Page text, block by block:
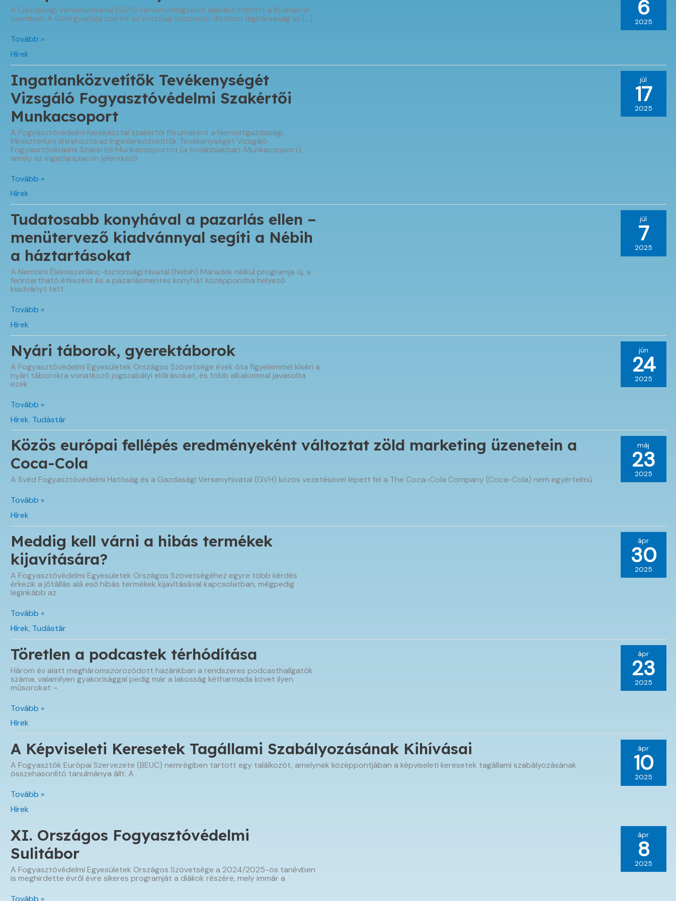
A Gazdasági Versenyhivatal (GVH) versenyfelügyeleti eljárást indított a Ryanairrel
szemben. A GVH gyanúja szerint az írországi központú diszkont légitársaság az […]
Rárepült
GVH
a
Ryanairre
Tovább »
Hírek
6
2025
Ingatlanközvetítők Tevékenységét
Vizsgáló Fogyasztóvédelmi Szakértői
Munkacsoport
A Fogyasztóvédelmi Kerekasztal szakértői fórumaként a Nemzetgazdasági
Minisztérium létrehozta az Ingatlanközvetítők Tevékenységét Vizsgáló
Fogyasztóvédelmi Szakértői Munkacsoportot (a továbbiakban: Munkacsoport),
amely az ingatlanpiacon jelentkező
Ingatlanközvetítők
Vizsgáló
Fogyasztóvédelmi
Szakértői
Munkacsoport
Tovább »
Hírek
júl
17
2025
Tudatosabb konyhával a pazarlás ellen –
menütervező kiadvánnyal segíti a Nébih
a háztartásokat
A Nemzeti Élelmiszerlánc-biztonsági Hivatal (Nébih) Maradék nélkül programja új, a
fenntartható étkezést és a pazarlásmentes konyhát középpontba helyező
kiadványt tett
Tudatosabb
a
pazarlás
ellen
–
menütervező
kiadvánnyal
segíti
a
a
Tovább »
Hírek
júl
7
2025
Nyári táborok, gyerektáborok
A Fogyasztóvédelmi Egyesületek Országos Szövetsége évek óta figyelemmel kíséri a
nyári táborokra vonatkozó jogszabályi előírásokat, és több alkalommal javasolta
ezek
Nyári
gyerektáborok
Tovább »
Hírek, Tudástár
jún
24
2025
Közös európai fellépés eredményeként változtat zöld marketing üzenetein a
Coca-Cola
A Svéd Fogyasztóvédelmi Hatóság és a Gazdasági Versenyhivatal (GVH) közös vezetésével lépett fel a The Coca-Cola Company (Coca-Cola) nem egyértelmű
Közös
fellépés
eredményeként
változtat
zöld
marketing
üzenetein
a
Coca-
Cola
Tovább »
Hírek
máj
23
2025
Meddig kell várni a hibás termékek
kijavítására?
A Fogyasztóvédelmi Egyesületek Országos Szövetségéhez egyre több kérdés
érkezik a jótállás alá eső hibás termékek kijavításával kapcsolatban, mégpedig
leginkább az
Meddig
várni
a
hibás
termékek
Tovább »
Hírek, Tudástár
ápr
30
2025
Töretlen a podcastek térhódítása
Három év alatt megháromszorozódott hazánkban a rendszeres podcasthallgatók
száma, valamilyen gyakorisággal pedig már a lakosság kétharmada követ ilyen
műsorokat –
Töretlen
podcastek
térhódítása
Tovább »
Hírek
ápr
23
2025
A Képviseleti Keresetek Tagállami Szabályozásának Kihívásai
A Fogyasztók Európai Szervezete (BEUC) nemrégiben tartott egy találkozót, amelynek középpontjában a képviseleti keresetek tagállami szabályozásának
összehasonlító tanulmánya állt. A
A
Keresetek
Tagállami
Szabályozásának
Kihívásai
Tovább »
Hírek
ápr
10
2025
XI. Országos Fogyasztóvédelmi
Sulitábor
A Fogyasztóvédelmi Egyesületek Országos Szövetsége a 2024/2025-ös tanévben
is meghirdette évről évre sikeres programját a diákok részére, mely immár a
XI.
Tovább »
ápr
8
2025